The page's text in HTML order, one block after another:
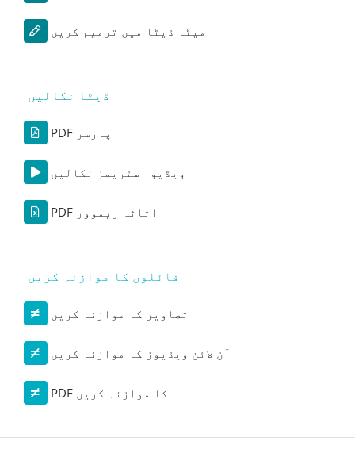
میٹا ڈیٹا میں ترمیم کریں
ڈیٹا نکالیں
PDF پارسر
ویڈیو اسٹریمز نکالیں
PDF اثاثہ ریموور
فائلوں کا موازنہ کریں
تصاویر کا موازنہ کریں
آن لائن ویڈیوز کا موازنہ کریں
PDF کا موازنہ کریں